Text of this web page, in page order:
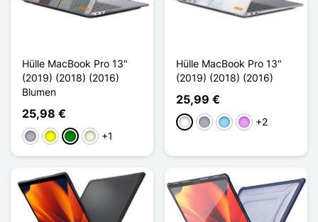
Hülle MacBook Pro 13"
(2019) (2018) (2016)
Blumen
25,98 €
GrauGelbGrünBeige
+1
Hülle MacBook Pro 13"
(2019) (2018) (2016)
25,99 €
WeißGrauHellblauHellviolett
+2